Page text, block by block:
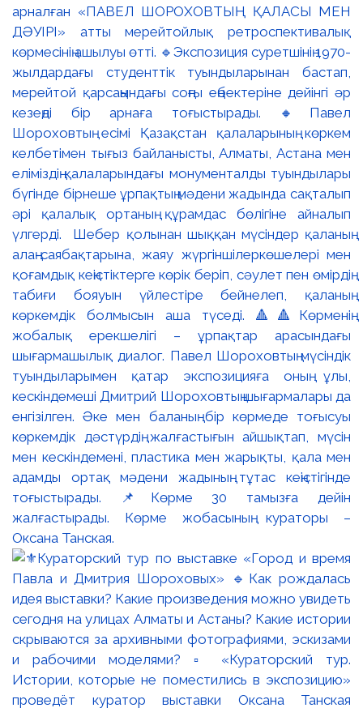
арналған «ПАВЕЛ ШОРОХОВТЫҢ ҚАЛАСЫ МЕН
ДӘУІРІ» атты мерейтойлық ретроспективалық
көрмесінің ашылуы өтті. 🔹Экспозиция суретшінің 1970-
жылдардағы студенттік туындыларынан бастап,
мерейтой қарсаңындағы соңғы еңбектеріне дейінгі әр
кезеңді бір арнаға тоғыстырады. 🔸Павел
Шороховтың есімі Қазақстан қалаларының көркем
келбетімен тығыз байланысты, Алматы, Астана мен
еліміздің қалаларындағы монументалды туындылары
бүгінде бірнеше ұрпақтың мәдени жадында сақталып
әрі қалалық ортаның құрамдас бөлігіне айналып
үлгерді. Шебер қолынан шыққан мүсіндер қаланың
алаң-саябақтарына, жаяу жүргіншілеркөшелері мен
қоғамдық кеңістіктерге көрік беріп, сәулет пен өмірдің
табиғи бояуын үйлестіре бейнелеп, қаланың
көркемдік болмысын аша түседі. 🔺🔺Көрменің
жобалық ерекшелігі – ұрпақтар арасындағы
шығармашылық диалог. Павел Шороховтың мүсіндік
туындыларымен қатар экспозицияға оның ұлы,
кескіндемеші Дмитрий Шороховтың шығармалары да
енгізілген. Әке мен баланың бір көрмеде тоғысуы
көркемдік дәстүрдің жалғастығын айшықтап, мүсін
мен кескіндемені, пластика мен жарықты, қала мен
адамды ортақ мәдени жадының тұтас кеңістігінде
тоғыстырады. 📌Көрме 30 тамызға дейін
жалғастырады. Көрме жобасының кураторы –
Оксана Танская.